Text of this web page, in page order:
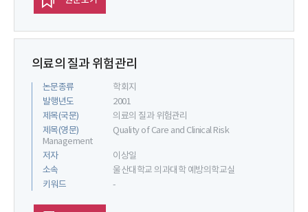
의료의 질과 위험관리
논문종류
학회지
발행년도
2001
제목(국문)
의료의 질과 위험관리
제목(영문)
Quality of Care and Clinical Risk
Management
저자
이상일
소속
울산대학교 의과대학 예방의학교실
키워드
-